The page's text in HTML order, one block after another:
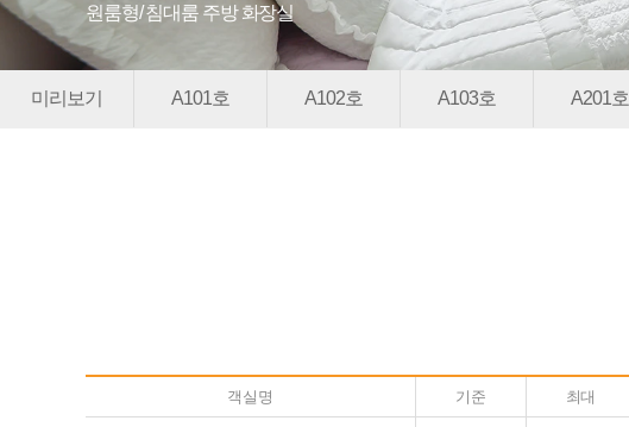
원룸형/ 침대룸 주방 화장실
미리보기 A101호 A102호 A103호 A201호
객실명 기준 최대